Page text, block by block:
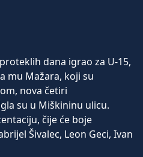
dana igrao za U-15,
mu Mažara, koji su
nova četiri
su u Miškininu ulicu.
čije će boje
Šivalec, Leon Geci, Ivan